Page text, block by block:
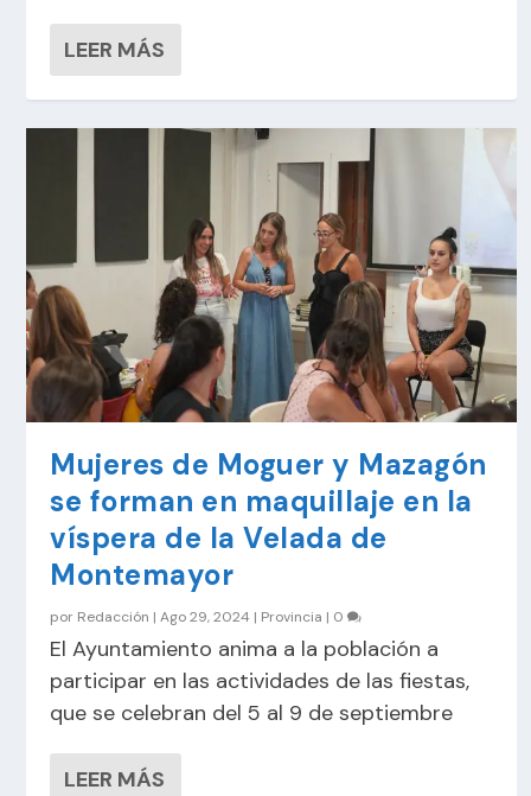
LEER MÁS
Mujeres de Moguer y Mazagón
se forman en maquillaje en la
víspera de la Velada de
Montemayor
por Redacción |Ago 29, 2024 | Provincia | 0
El Ayuntamiento anima a la población a
participar en las actividades de las fiestas,
que se celebran del 5 al 9 de septiembre
LEER MÁS